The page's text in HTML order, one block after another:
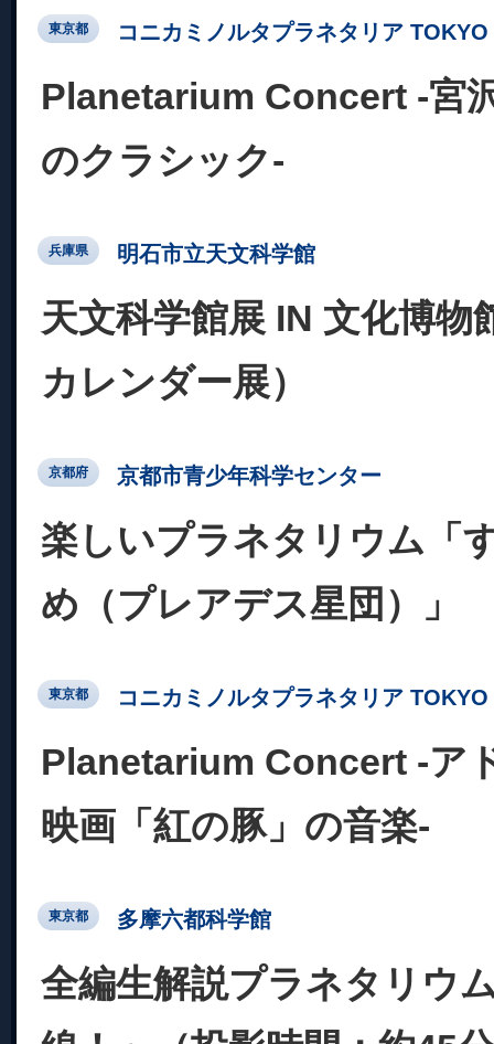
東京都 コニカミノルタプラネタリア TOKYO
Planetarium Concert -宮
のクラシック-
兵庫県 明石市立天文科学館
天文科学館展 IN 文化博物
カレンダー展）
京都府 京都市青少年科学センター
楽しいプラネタリウム「
め（プレアデス星団）」
東京都 コニカミノルタプラネタリア TOKYO
Planetarium Concert -ア
映画「紅の豚」の音楽-
東京都 多摩六都科学館
全編生解説プラネタリウ